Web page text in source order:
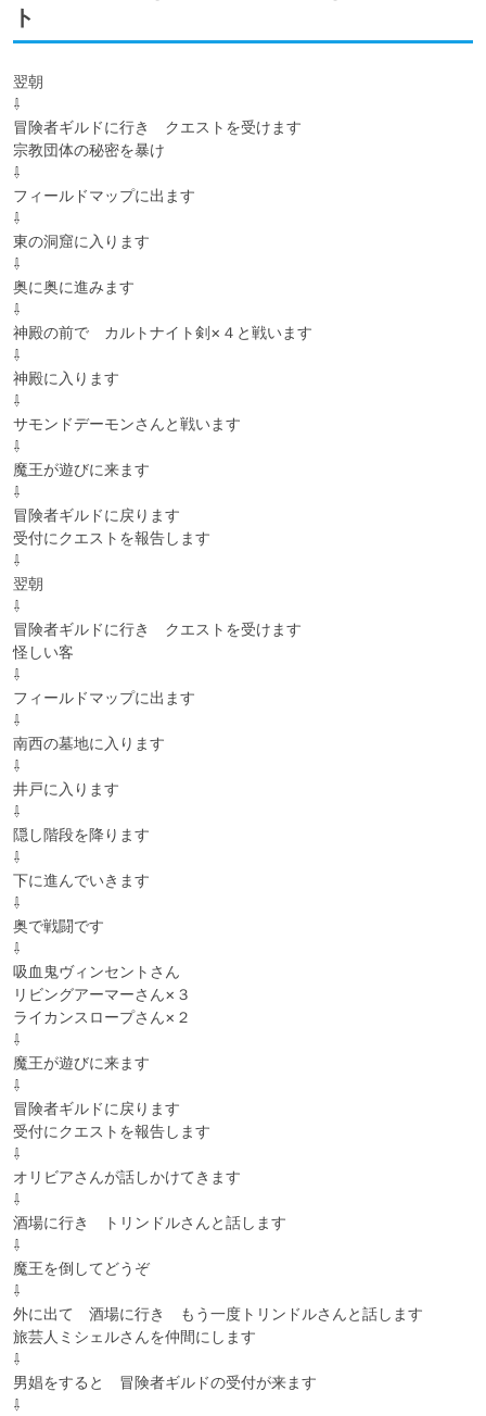
ト
翌朝
⇩
冒険者ギルドに行き　クエストを受けます
宗教団体の秘密を暴け
⇩
フィールドマップに出ます
⇩
東の洞窟に入ります
⇩
奥に奥に進みます
⇩
神殿の前で　カルトナイト剣×４と戦います
⇩
神殿に入ります
⇩
サモンドデーモンさんと戦います
⇩
魔王が遊びに来ます
⇩
冒険者ギルドに戻ります
受付にクエストを報告します
⇩
翌朝
⇩
冒険者ギルドに行き　クエストを受けます
怪しい客
⇩
フィールドマップに出ます
⇩
南西の墓地に入ります
⇩
井戸に入ります
⇩
隠し階段を降ります
⇩
下に進んでいきます
⇩
奥で戦闘です
⇩
吸血鬼ヴィンセントさん
リビングアーマーさん×３
ライカンスロープさん×２
⇩
魔王が遊びに来ます
⇩
冒険者ギルドに戻ります
受付にクエストを報告します
⇩
オリビアさんが話しかけてきます
⇩
酒場に行き　トリンドルさんと話します
⇩
魔王を倒してどうぞ
⇩
外に出て　酒場に行き　もう一度トリンドルさんと話します
旅芸人ミシェルさんを仲間にします
⇩
男娼をすると　冒険者ギルドの受付が来ます
⇩